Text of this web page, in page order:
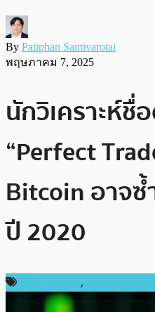
By Patiphan Santivarotai
พฤษภาคม 7, 2025
นักวิเคราะห์
“Perfect
Bitcoin อาจ
ปี 2020
,